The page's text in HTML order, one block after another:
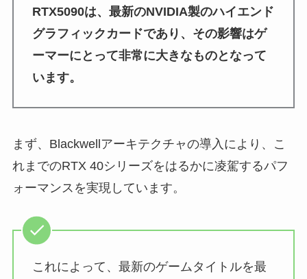
RTX5090は、最新のNVIDIA製のハイエンド
グラフィックカードであり、その影響はゲ
ーマーにとって非常に大きなものとなって
います。
まず、Blackwellアーキテクチャの導入により、こ
れまでのRTX 40シリーズをはるかに凌駕するパフ
ォーマンスを実現しています。
これによって、最新のゲームタイトルを最